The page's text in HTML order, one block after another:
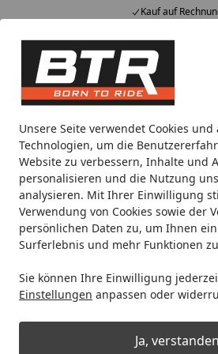
Unsere Seite verwendet Cookies
Technologien, um die
Website zu verbessern, Inhalte und
personalisieren und die Nutzung
analysieren. Mit Ihrer Einwilligung
Verwendung von Cookies sowie der
persönlichen Daten zu, um Ihnen
Surferlebnis und mehr Funktionen
Sie können Ihre Einwilligung
Einstellungen anpassen oder
Ja, verstanden
Kauf auf
Alle Produkte
Mein Konto
Suchen
Startseite
Bikeservice Bremsen
Bikeservice Bremsen
Ihre Artikelübersicht
Kategorien
Filter / Sortierung
5 Artikel